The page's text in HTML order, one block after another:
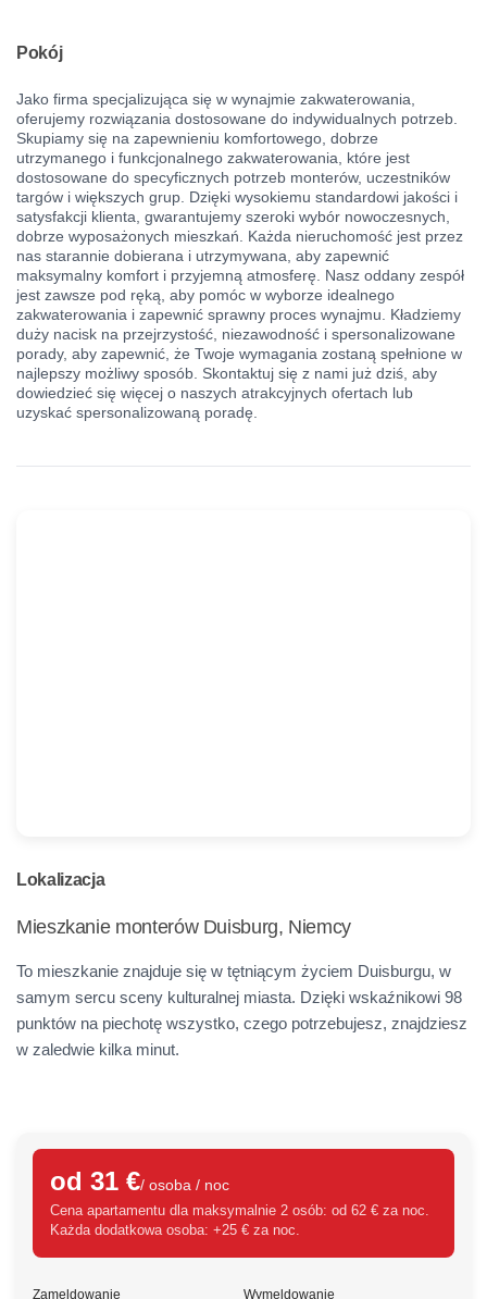
Pokój
Jako firma specjalizująca się w wynajmie zakwaterowania,
oferujemy rozwiązania dostosowane do indywidualnych potrzeb.
Skupiamy się na zapewnieniu komfortowego, dobrze
utrzymanego i funkcjonalnego zakwaterowania, które jest
dostosowane do specyficznych potrzeb monterów, uczestników
targów i większych grup. Dzięki wysokiemu standardowi jakości i
satysfakcji klienta, gwarantujemy szeroki wybór nowoczesnych,
dobrze wyposażonych mieszkań. Każda nieruchomość jest przez
nas starannie dobierana i utrzymywana, aby zapewnić
maksymalny komfort i przyjemną atmosferę. Nasz oddany zespół
jest zawsze pod ręką, aby pomóc w wyborze idealnego
zakwaterowania i zapewnić sprawny proces wynajmu. Kładziemy
duży nacisk na przejrzystość, niezawodność i spersonalizowane
porady, aby zapewnić, że Twoje wymagania zostaną spełnione w
najlepszy możliwy sposób. Skontaktuj się z nami już dziś, aby
dowiedzieć się więcej o naszych atrakcyjnych ofertach lub
uzyskać spersonalizowaną poradę.
Lokalizacja
Mieszkanie monterów Duisburg, Niemcy
To mieszkanie znajduje się w tętniącym życiem Duisburgu, w
samym sercu sceny kulturalnej miasta. Dzięki wskaźnikowi 98
punktów na piechotę wszystko, czego potrzebujesz, znajdziesz
w zaledwie kilka minut.
od 31 €/ osoba / noc
Cena apartamentu dla maksymalnie 2 osób: od 62 € za noc.
Każda dodatkowa osoba: +25 € za noc.
Zameldowanie Wymeldowanie